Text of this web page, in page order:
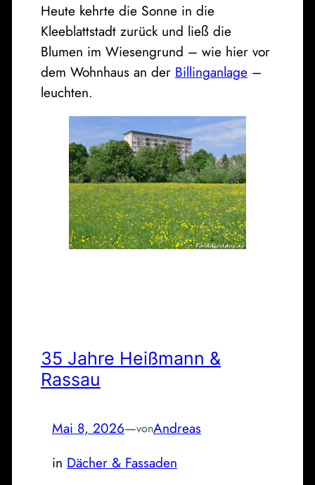
Heute kehrte die Sonne in die
Kleeblattstadt zurück und ließ die
Blumen im Wiesengrund – wie hier vor
dem Wohnhaus an der Billinganlage–
leuchten.
35 Jahre Heißmann &
Rassau
Mai 8, 2026—vonAndreas
in Dächer & Fassaden